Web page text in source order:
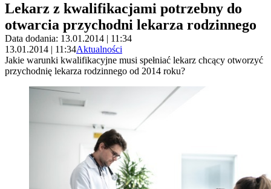
Lekarz z kwalifikacjami potrzebny do
otwarcia przychodni lekarza rodzinnego
Data dodania: 13.01.2014 | 11:34
13.01.2014 | 11:34Aktualności
Jakie warunki kwalifikacyjne musi spełniać lekarz chcący otworzyć
przychodnię lekarza rodzinnego od 2014 roku?